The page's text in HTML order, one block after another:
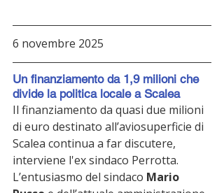
6 novembre 2025
Un finanziamento da 1,9 milioni che
divide la politica locale a Scalea
Il finanziamento da quasi due milioni
di euro destinato all’aviosuperficie di
Scalea continua a far discutere,
interviene l'ex sindaco Perrotta.
L’entusiasmo del sindaco Mario